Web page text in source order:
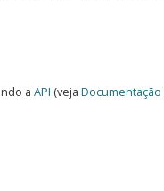
a API (veja Documentação